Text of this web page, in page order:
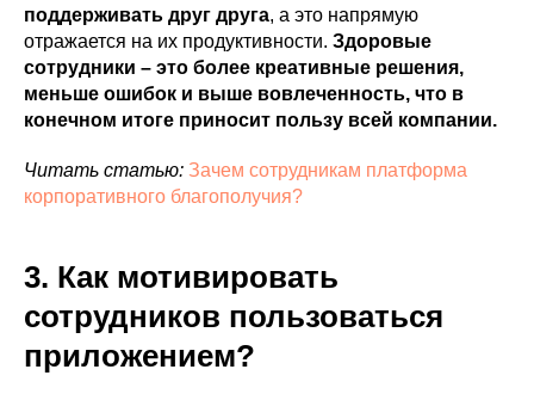
поддерживать друг друга, а это напрямую
отражается на их продуктивности. Здоровые
сотрудники – это более креативные решения,
меньше ошибок и выше вовлеченность, что в
конечном итоге приносит пользу всей компании.
Читать статью: Зачем сотрудникам платформа
корпоративного благополучия?
3. Как мотивировать
сотрудников пользоваться
приложением?